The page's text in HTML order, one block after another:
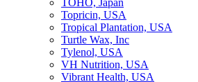
TOHO, Japan
Topricin, USA
Tropical Plantation, USA
Turtle Wax, Inc
Tylenol, USA
VH Nutrition, USA
Vibrant Health, USA